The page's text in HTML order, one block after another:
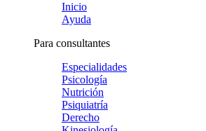
Inicio
Ayuda
Para consultantes
Especialidades
Psicología
Nutrición
Psiquiatría
Derecho